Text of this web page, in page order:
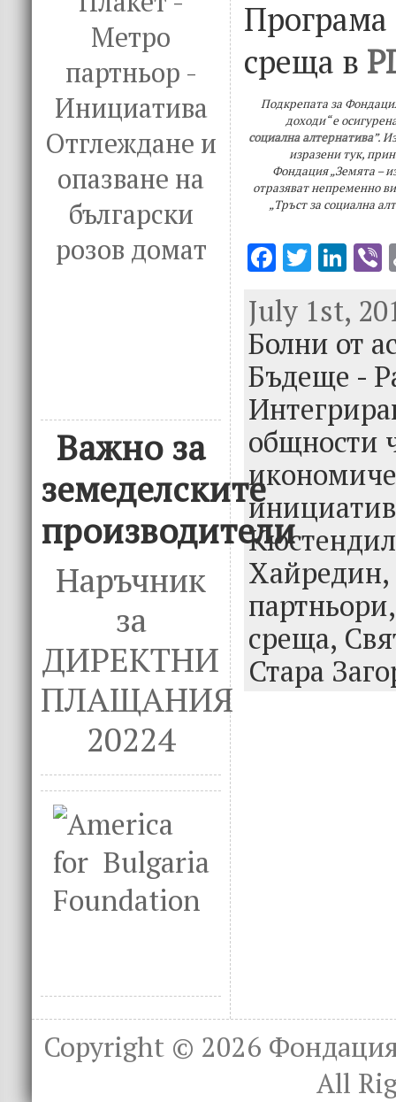
Метро
партньор -
Инициатива
Отглеждане и
опазване на
български
розов домат
Важно за
земеделските
производители
Наръчник
за
ДИРЕКТНИ
ПЛАЩАНИЯ
20224
среща в
Подкрепата за
доходи“ е
социална алтернатива”.
изразени тук,
Фондация „Земята –
отразяват непременно
„Тръст за социална
F
e
b
o
o
k
T
it
te
r
Li
k
e
dI
n
July 1st,
Болни от
Бъдеще -
общности
Хайредин,
среща,
Стара
Copyright © 2026
All